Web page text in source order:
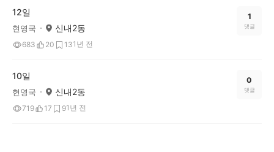
12일
현영국 신내2동
683 20 131년 전
1
댓글
10일
현영국 신내2동
719 17 91년 전
0
댓글